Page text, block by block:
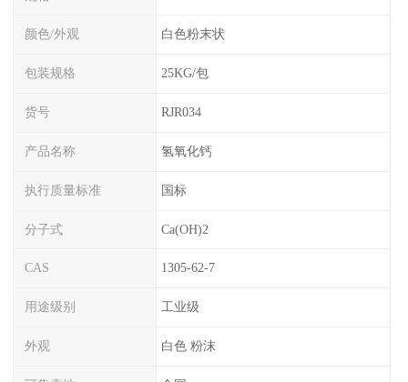
颜色/外观 白色粉末状
包装规格 25KG/包
货号 RJR034
产品名称 氢氧化钙
执行质量标准 国标
分子式 Ca(OH)2
CAS 1305-62-7
用途级别 工业级
外观 白色 粉沫